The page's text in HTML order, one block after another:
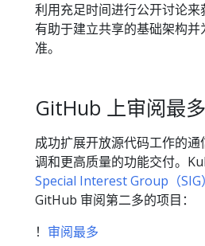
利用充足时间进行公开讨论来
有助于建立共享的基础架构
准。
GitHub 上审阅最
成功扩展开放源代码工作的
调和更高质量的功能交付。
Special Interest Group（SIG）
GitHub 审阅第二多的项目：
！ 审阅最多